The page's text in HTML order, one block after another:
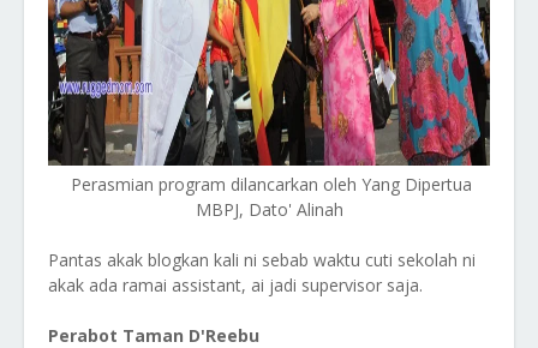
Perasmian program dilancarkan oleh Yang Dipertua
MBPJ, Dato' Alinah
Pantas akak blogkan kali ni sebab waktu cuti sekolah ni
akak ada ramai assistant, ai jadi supervisor saja.
Perabot Taman D'Reebu